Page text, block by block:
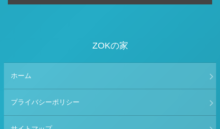
ZOKの家
ホーム
プライバシーポリシー